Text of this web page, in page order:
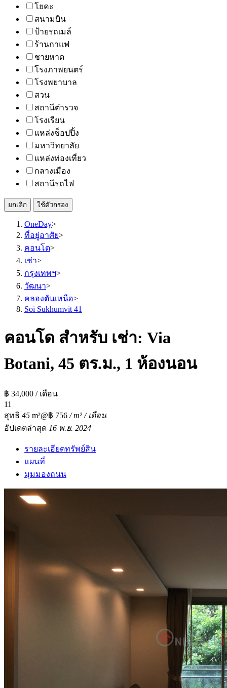
โยคะ
สนามบิน
ป้ายรถเมล์
ร้านกาแฟ
ชายหาด
โรงภาพยนตร์
โรงพยาบาล
สวน
สถานีตำรวจ
โรงเรียน
แหล่งช็อปปิ้ง
มหาวิทยาลัย
แหล่งท่องเที่ยว
กลางเมือง
สถานีรถไฟ
ยกเลิก ใช้ตัวกรอง
OneDay>
ที่อยู่อาศัย>
คอนโด>
เช่า>
กรุงเทพฯ>
วัฒนา>
คลองตันเหนือ>
Soi Sukhumvit 41
คอนโด สำหรับ เช่า: Via
Botani, 45 ตร.ม., 1 ห้องนอน
฿ 34,000 / เดือน
11
สุทธิ 45 m²@฿ 756 / m² / เดือน
อัปเดตล่าสุด 16 พ.ย. 2024
รายละเอียดทรัพย์สิน
แผนที่
มุมมองถนน